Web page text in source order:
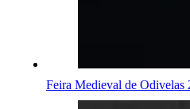
Feira Medieval de Odivelas